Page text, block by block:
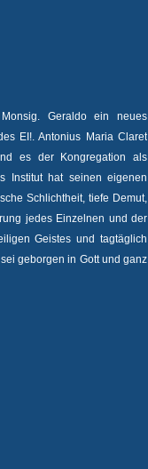
Geraldo ein neues
EI!. Antonius Maria Claret
es der Kongregation als
Institut hat seinen eigenen
Schlichtheit, tiefe Demut,
jedes Einzelnen und der
Geistes und tagtäglich
geborgen in Gott und ganz